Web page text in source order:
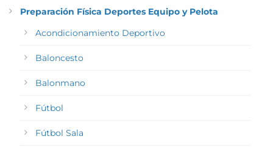
Preparación Física Deportes Equipo y Pelota
Acondicionamiento Deportivo
Baloncesto
Balonmano
Fútbol
Fútbol Sala